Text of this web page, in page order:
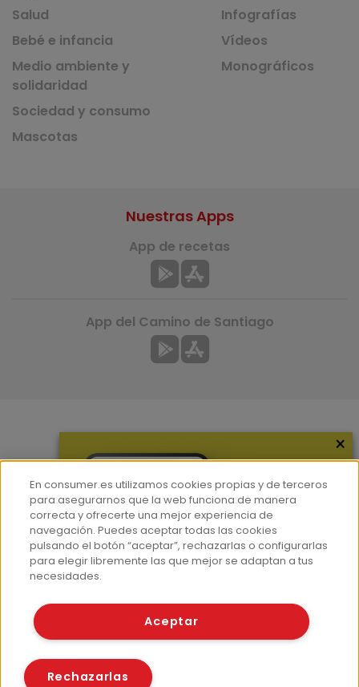
Salud
Bebé e infancia
Medio ambiente y
solidaridad
Sociedad y consumo
Mascotas
Infografías
Vídeos
Monográficos
Hemeroteca
Contacto
Prensa
Corpus Lingüístico Consumer
Nuestras Apps
App de recetas
App del Camino de Santiago
© Fundación EROSKI
Políticas de cookies
×
En consumer.es utilizamos cookies propias y de terceros
para asegurarnos que la web funciona de manera
correcta y ofrecerte una mejor experiencia de
navegación. Puedes aceptar todas las cookies
pulsando el botón “aceptar”, rechazarlas o configurarlas
para elegir libremente las que mejor se adaptan a tus
necesidades.
Aceptar
Rechazarlas